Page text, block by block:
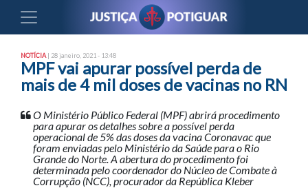
NOTÍCIA | 28 janeiro, 2021 - 13:48
MPF vai apurar possível perda de
mais de 4 mil doses de vacinas no RN
O Ministério Público Federal (MPF) abrirá procedimento
para apurar os detalhes sobre a possível perda
operacional de 5% das doses da vacina Coronavac que
foram enviadas pelo Ministério da Saúde para o Rio
Grande do Norte. A abertura do procedimento foi
determinada pelo coordenador do Núcleo de Combate à
Corrupção (NCC), procurador da República Kleber